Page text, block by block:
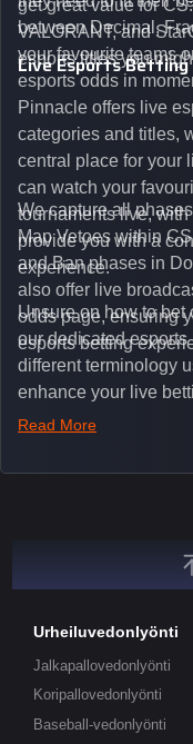
get great value for
VALORANT, and
esports titles you
between Decimal,
your favourite teams
esports odds in
Live Esports Betting
Pinnacle offers live
categories and titles,
central place for your
can watch your
tournaments live,
provide you with a
experience.
We capture all
Map Vetoes within
and Ban phases in
also offer live
odds page, ensuring
esports betting
Unsure on how to bet
our dedicated
different terminology
enhance your live
such as integrated
unique insights on
Read More
Urheiluvedonlyönti
Jalkapallovedonlyönti
Koripallovedonlyönti
Baseball-vedonlyönti